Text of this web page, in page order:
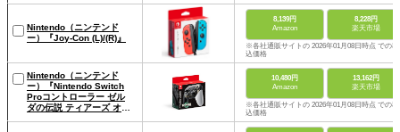
Nintendo（ニンテンド
ー）『Joy-Con (L)/(R)』
8,139円
Amazon
8,228円
楽天市場
※各社通販サイトの 2026年01月08日時点 での税
込価格
Nintendo（ニンテンド
ー）『Nintendo Switch
Proコントローラー ゼル
ダの伝説 ティアーズ オブ
10,480円
Amazon
13,162円
楽天市場
※各社通販サイトの 2026年01月08日時点 での税
込価格